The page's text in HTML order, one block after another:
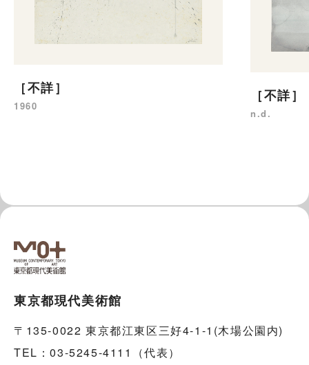
［不詳］
1960
［不詳］
n.d.
東京都現代美術館
〒135-0022 東京都江東区三好4-1-1(木場公園内)
TEL：03-5245-4111（代表）